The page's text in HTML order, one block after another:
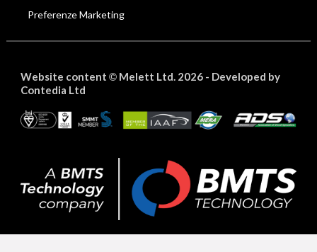
Preferenze Marketing
Website content ©Melett Ltd. 2026 - Developed by
Contedia Ltd